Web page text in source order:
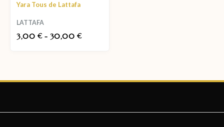
Yara Tous de Lattafa
LATTAFA
3,00 € - 30,00 €